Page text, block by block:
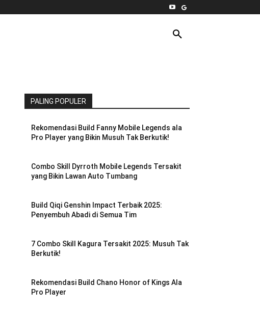
PALING POPULER
Rekomendasi Build Fanny Mobile Legends ala
Pro Player yang Bikin Musuh Tak Berkutik!
Combo Skill Dyrroth Mobile Legends Tersakit
yang Bikin Lawan Auto Tumbang
Build Qiqi Genshin Impact Terbaik 2025:
Penyembuh Abadi di Semua Tim
7 Combo Skill Kagura Tersakit 2025: Musuh Tak
Berkutik!
Rekomendasi Build Chano Honor of Kings Ala
Pro Player